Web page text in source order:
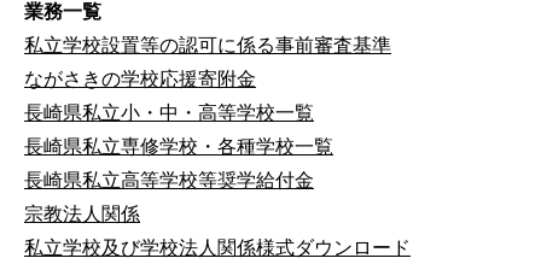
業務一覧
私立学校設置等の認可に係る事前審査基準
ながさきの学校応援寄附金
長崎県私立小・中・高等学校一覧
長崎県私立専修学校・各種学校一覧
長崎県私立高等学校等奨学給付金
宗教法人関係
私立学校及び学校法人関係様式ダウンロード